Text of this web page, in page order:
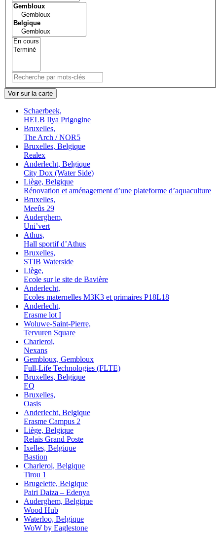
Voir sur la carte
Schaerbeek,
HELB Ilya Prigogine
Bruxelles,
The Arch / NOR5
Bruxelles, Belgique
Realex
Anderlecht, Belgique
City Dox (Water Side)
Liège, Belgique
Rénovation et aménagement d’une plateforme d’aquaculture
Bruxelles,
Meeûs 29
Auderghem,
Uni’vert
Athus,
Hall sportif d’Athus
Bruxelles,
STIB Waterside
Liège,
Ecole sur le site de Bavière
Anderlecht,
Ecoles maternelles M3K3 et primaires P18L18
Anderlecht,
Erasme lot I
Woluwe-Saint-Pierre,
Tervuren Square
Charleroi,
Nexans
Gembloux, Gembloux
Full-Life Technologies (FLTE)
Bruxelles, Belgique
EQ
Bruxelles,
Oasis
Anderlecht, Belgique
Erasme Campus 2
Liège, Belgique
Relais Grand Poste
Ixelles, Belgique
Bastion
Charleroi, Belgique
Tirou 1
Brugelette, Belgique
Pairi Daiza – Edenya
Auderghem, Belgique
Wood Hub
Waterloo, Belgique
WoW by Eaglestone